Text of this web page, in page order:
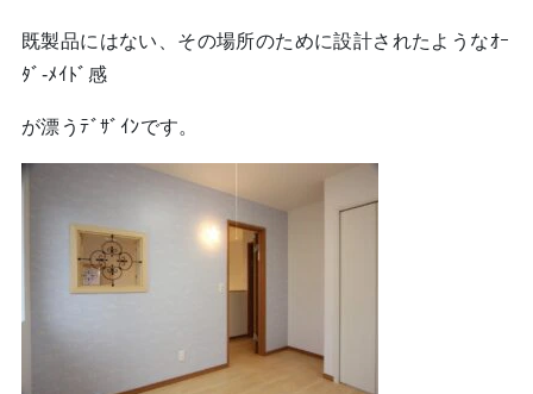
既製品にはない、その場所のために設計されたようなｵｰ
ﾀﾞ-ﾒｲﾄﾞ感
が漂うﾃﾞｻﾞｲﾝです。